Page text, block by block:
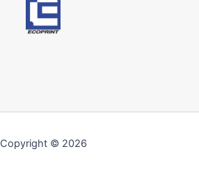
Copyright © 2026